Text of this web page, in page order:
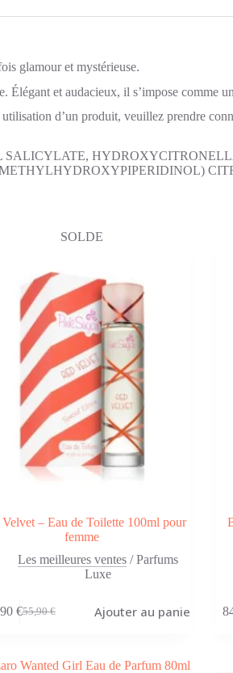
glamour et mystérieuse.
Élégant et audacieux, il s’impose comme
d’un produit, veuillez prendre
SALICYLATE,
SOLDE
Velvet – Eau de Toilette 100ml pour
femme
Les meilleures ventes /Parfums
Luxe
55,90€
Le
était :
€Le
est :
Ajouter au panier